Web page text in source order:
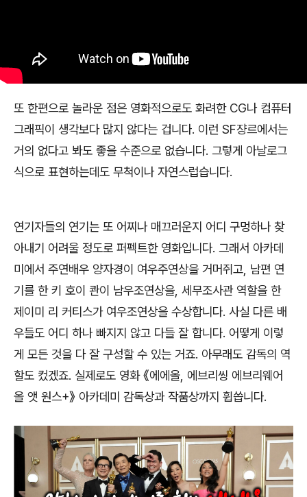
또 한편으로 놀라운 점은 영화적으로도 화려한 CG나 컴퓨터
그래픽이 생각보다 많지 않다는 겁니다. 이런 SF쟝르에서는
거의 없다고 봐도 좋을 수준으로 없습니다. 그렇게 아날로그
식으로 표현하는데도 무척이나 자연스럽습니다.
연기자들의 연기는 또 어찌나 매끄러운지 어디 구멍하나 찾
아내기 어려울 정도로 퍼펙트한 영화입니다. 그래서 아카데
미에서 주연배우 양자경이 여우주연상을 거머쥐고, 남편 연
기를 한 키 호이 콴이 남우조연상을, 세무조사관 역할을 한
제이미 리 커티스가 여우조연상을 수상합니다. 사실 다른 배
우들도 어디 하나 빠지지 않고 다들 잘 합니다. 어떻게 이렇
게 모든 것을 다 잘 구성할 수 있는 거죠. 아무래도 감독의 역
할도 컸겠죠. 실제로도 영화《에에올, 에브리씽 에브리웨어
올 앳 원스+》 아카데미 감독상과 작품상까지 휩씁니다.